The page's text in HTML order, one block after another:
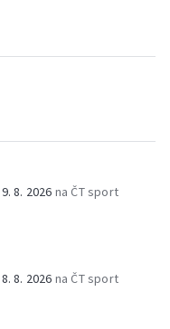
9. 8. 2026 na ČT sport
8. 8. 2026 na ČT sport